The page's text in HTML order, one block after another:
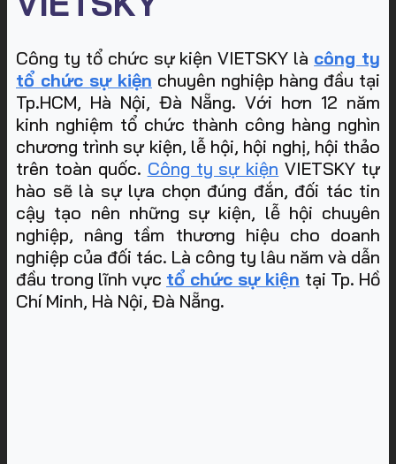
Công ty tổ chức sự kiện VIETSKY là công ty
tổ chức sự kiện chuyên nghiệp hàng đầu tại
Tp.HCM, Hà Nội, Đà Nẵng. Với hơn 12 năm
kinh nghiệm tổ chức thành công hàng nghìn
chương trình sự kiện, lễ hội, hội nghị, hội thảo
trên toàn quốc. Công ty sự kiện VIETSKY tự
hào sẽ là sự lựa chọn đúng đắn, đối tác tin
cậy tạo nên những sự kiện, lễ hội chuyên
nghiệp, nâng tầm thương hiệu cho doanh
nghiệp của đối tác. Là công ty lâu năm và dẫn
đầu trong lĩnh vực tổ chức sự kiện tại Tp. Hồ
Chí Minh, Hà Nội, Đà Nẵng.